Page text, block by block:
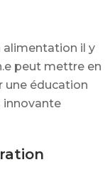
alimentation il y
peut mettre en
une éducation
innovante